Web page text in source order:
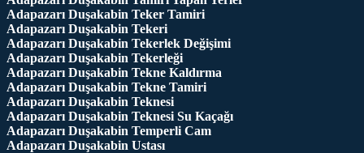
Adapazarı Duşakabin Teker Tamiri
Adapazarı Duşakabin Tekeri
Adapazarı Duşakabin Tekerlek Değişimi
Adapazarı Duşakabin Tekerleği
Adapazarı Duşakabin Tekne Kaldırma
Adapazarı Duşakabin Tekne Tamiri
Adapazarı Duşakabin Teknesi
Adapazarı Duşakabin Teknesi Su Kaçağı
Adapazarı Duşakabin Temperli Cam
Adapazarı Duşakabin Ustası